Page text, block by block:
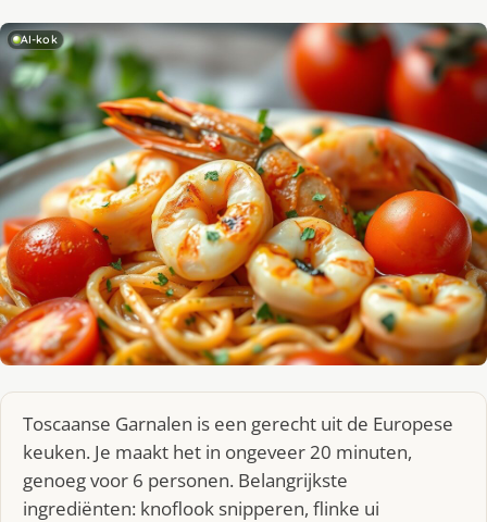
AI-kok
Toscaanse Garnalen is een gerecht uit de Europese
keuken. Je maakt het in ongeveer 20 minuten,
genoeg voor 6 personen. Belangrijkste
ingrediënten: knoflook snipperen, flinke ui